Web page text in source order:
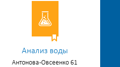
Анализ воды
Антонова-Овсеенко 61